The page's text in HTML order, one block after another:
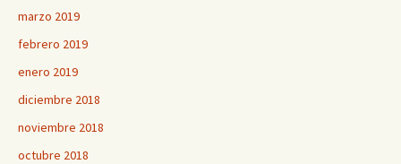
marzo 2019
febrero 2019
enero 2019
diciembre 2018
noviembre 2018
octubre 2018